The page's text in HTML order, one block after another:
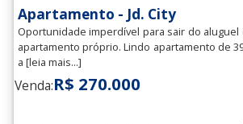
Vl. Tijuco(1)
Vl. Trabalhista(3)
Vl. Venditti
Vl. Zamataro
Apartamento - Jd. City
Oportunidade imperdível para sair do
apartamento próprio. Lindo apartamento de
a [leia mais...]
Venda:R$ 270.000